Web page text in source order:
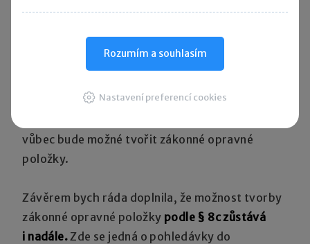
Teoreticky se může stát, že nebude možno tvořit
bude sjednaná promlčecí lhůta 1 rok a nebude
vůbec bude možné tvořit zákonné opravné
položky.
Závěrem bych ráda doplnila, že možnost tvorby
zákonné opravné položky podle § 8c zůstává
i nadále. Zde se jedná o pohledávky do
Rozumím a souhlasím
Nastavení preferencí cookies